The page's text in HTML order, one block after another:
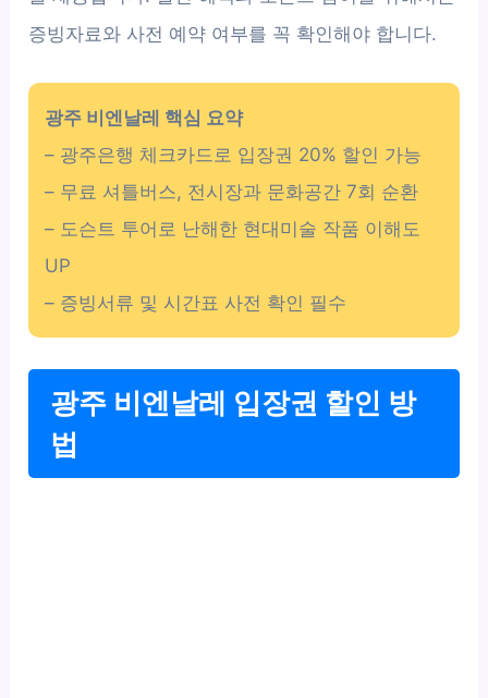
증빙자료와 사전 예약 여부를 꼭 확인해야 합니다.
광주 비엔날레 핵심 요약
– 광주은행 체크카드로 입장권 20% 할인 가능
– 무료 셔틀버스, 전시장과 문화공간 7회 순환
– 도슨트 투어로 난해한 현대미술 작품 이해도
UP
– 증빙서류 및 시간표 사전 확인 필수
광주 비엔날레 입장권 할인 방
법